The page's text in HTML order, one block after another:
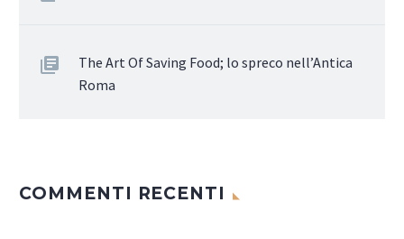
The Art Of Saving Food; lo spreco nell’Antica
Roma
COMMENTI RECENTI